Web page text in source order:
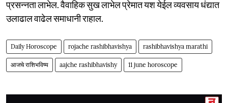
प्रसन्नता लाभेल. वैवाहिक सुख लाभेल प्रेमात यश येईल व्यवसाय धंद्यात
उलाढाल वाढेल समाधानी राहाल.
Daily Horoscope rojache rashibhavishya rashibhavishya marathi
आजचे राशिभविष्य aajche rashibhavishy 11 june horoscope